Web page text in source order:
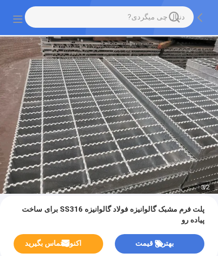
2
/
3
پلت فرم مشبک گالوانیزه فولاد گالوانیزه SS316 برای ساخت
پیاده رو
بهترین قیمت اکنون تماس بگیرید